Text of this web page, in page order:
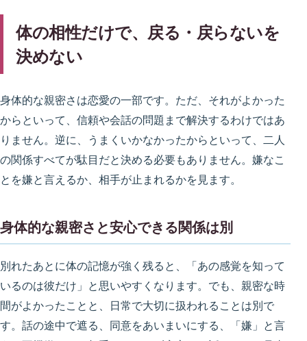
体の相性だけで、戻る・戻らないを
決めない
身体的な親密さは恋愛の一部です。ただ、それがよかった
からといって、信頼や会話の問題まで解決するわけではあ
りません。逆に、うまくいかなかったからといって、二人
の関係すべてが駄目だと決める必要もありません。嫌なこ
とを嫌と言えるか、相手が止まれるかを見ます。
身体的な親密さと安心できる関係は別
別れたあとに体の記憶が強く残ると、「あの感覚を知って
いるのは彼だけ」と思いやすくなります。でも、親密な時
間がよかったことと、日常で大切に扱われることは別で
す。話の途中で遮る、同意をあいまいにする、「嫌」と言